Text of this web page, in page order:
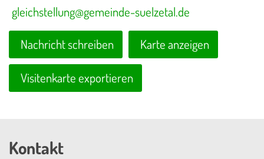
gleichstellung@gemeinde-suelzetal.de
Nachricht schreiben Karte anzeigen
Visitenkarte exportieren
Kontakt